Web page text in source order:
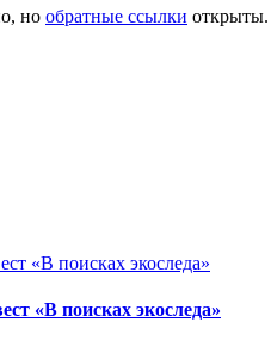
но обратные ссылки открыты.
«В поисках экоследа»